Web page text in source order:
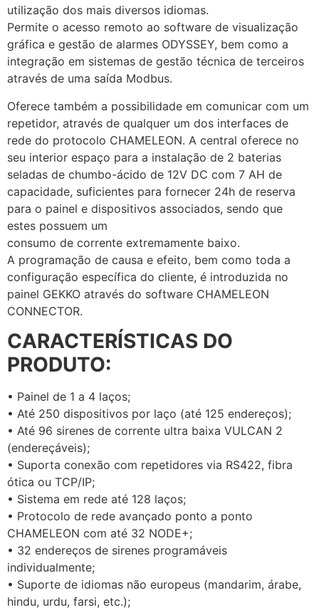
utilização dos mais diversos idiomas.
Permite o acesso remoto ao software de visualização
gráfica e gestão de alarmes ODYSSEY, bem como a
integração em sistemas de gestão técnica de terceiros
através de uma saída Modbus.
Oferece também a possibilidade em comunicar com um
repetidor, através de qualquer um dos interfaces de
rede do protocolo CHAMELEON. A central oferece no
seu interior espaço para a instalação de 2 baterias
seladas de chumbo-ácido de 12V DC com 7 AH de
capacidade, suficientes para fornecer 24h de reserva
para o painel e dispositivos associados, sendo que
estes possuem um
consumo de corrente extremamente baixo.
A programação de causa e efeito, bem como toda a
configuração específica do cliente, é introduzida no
painel GEKKO através do software CHAMELEON
CONNECTOR.
CARACTERÍSTICAS DO
PRODUTO:
• Painel de 1 a 4 laços;
• Até 250 dispositivos por laço (até 125 endereços);
• Até 96 sirenes de corrente ultra baixa VULCAN 2
(endereçáveis);
• Suporta conexão com repetidores via RS422, fibra
ótica ou TCP/IP;
• Sistema em rede até 128 laços;
• Protocolo de rede avançado ponto a ponto
CHAMELEON com até 32 NODE+;
• 32 endereços de sirenes programáveis
individualmente;
• Suporte de idiomas não europeus (mandarim, árabe,
hindu, urdu, farsi, etc.);